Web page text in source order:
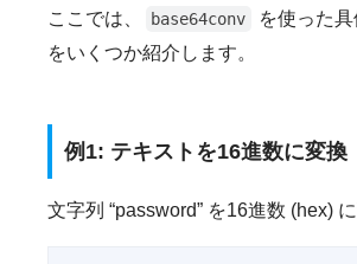
ここでは、 base64conv
を使った
をいくつか紹介します。
例1: テキストを16進数に変換
文字列 “password” を16進数 (hex)